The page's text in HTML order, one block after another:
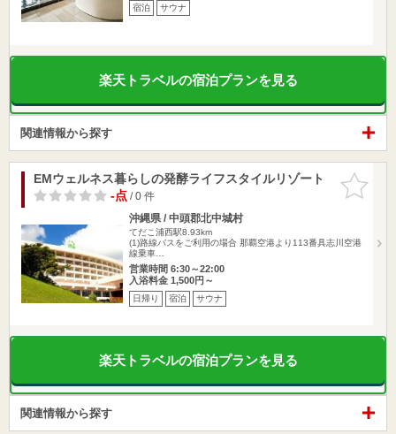
宿泊 サウナ
楽天トラベルの宿泊プランを見る
関連情報から探す
お気に入
りに追加
EMウェルネス暮らしの発酵ライフスタイルリゾート
-点/ 0 件
沖縄県 / 中頭郡北中城村
てだこ浦西駅8.93km
(1)路線バスをご利用の場合 那覇空港より113番具志川空港
線乗車…
営業時間 6:30～22:00
入浴料金 1,500円～
日帰り 宿泊 サウナ
楽天トラベルの宿泊プランを見る
関連情報から探す